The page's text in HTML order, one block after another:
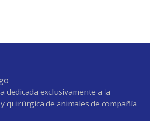
dedicada exclusivamente a la
quirúrgica de animales de compañía